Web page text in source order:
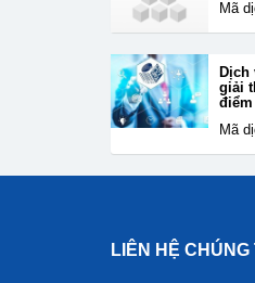
Mã
Dịch
giải
Mã
LIÊN HỆ CHÚNG